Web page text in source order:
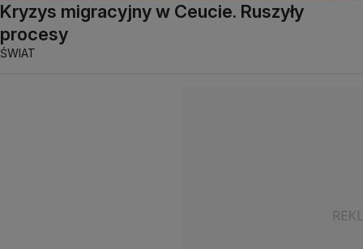
Kryzys migracyjny w Ceucie. Ruszyły
procesy
ŚWIAT